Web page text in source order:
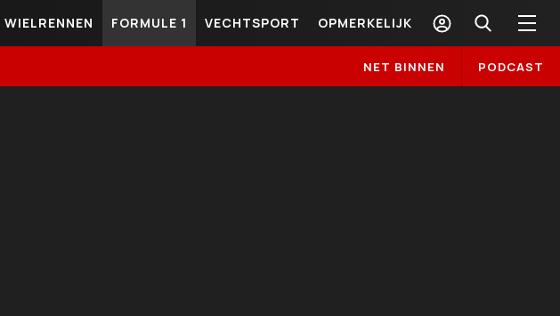
WIELRENNEN FORMULE 1 VECHTSPORT OPMERKELIJK
NET BINNEN PODCAST